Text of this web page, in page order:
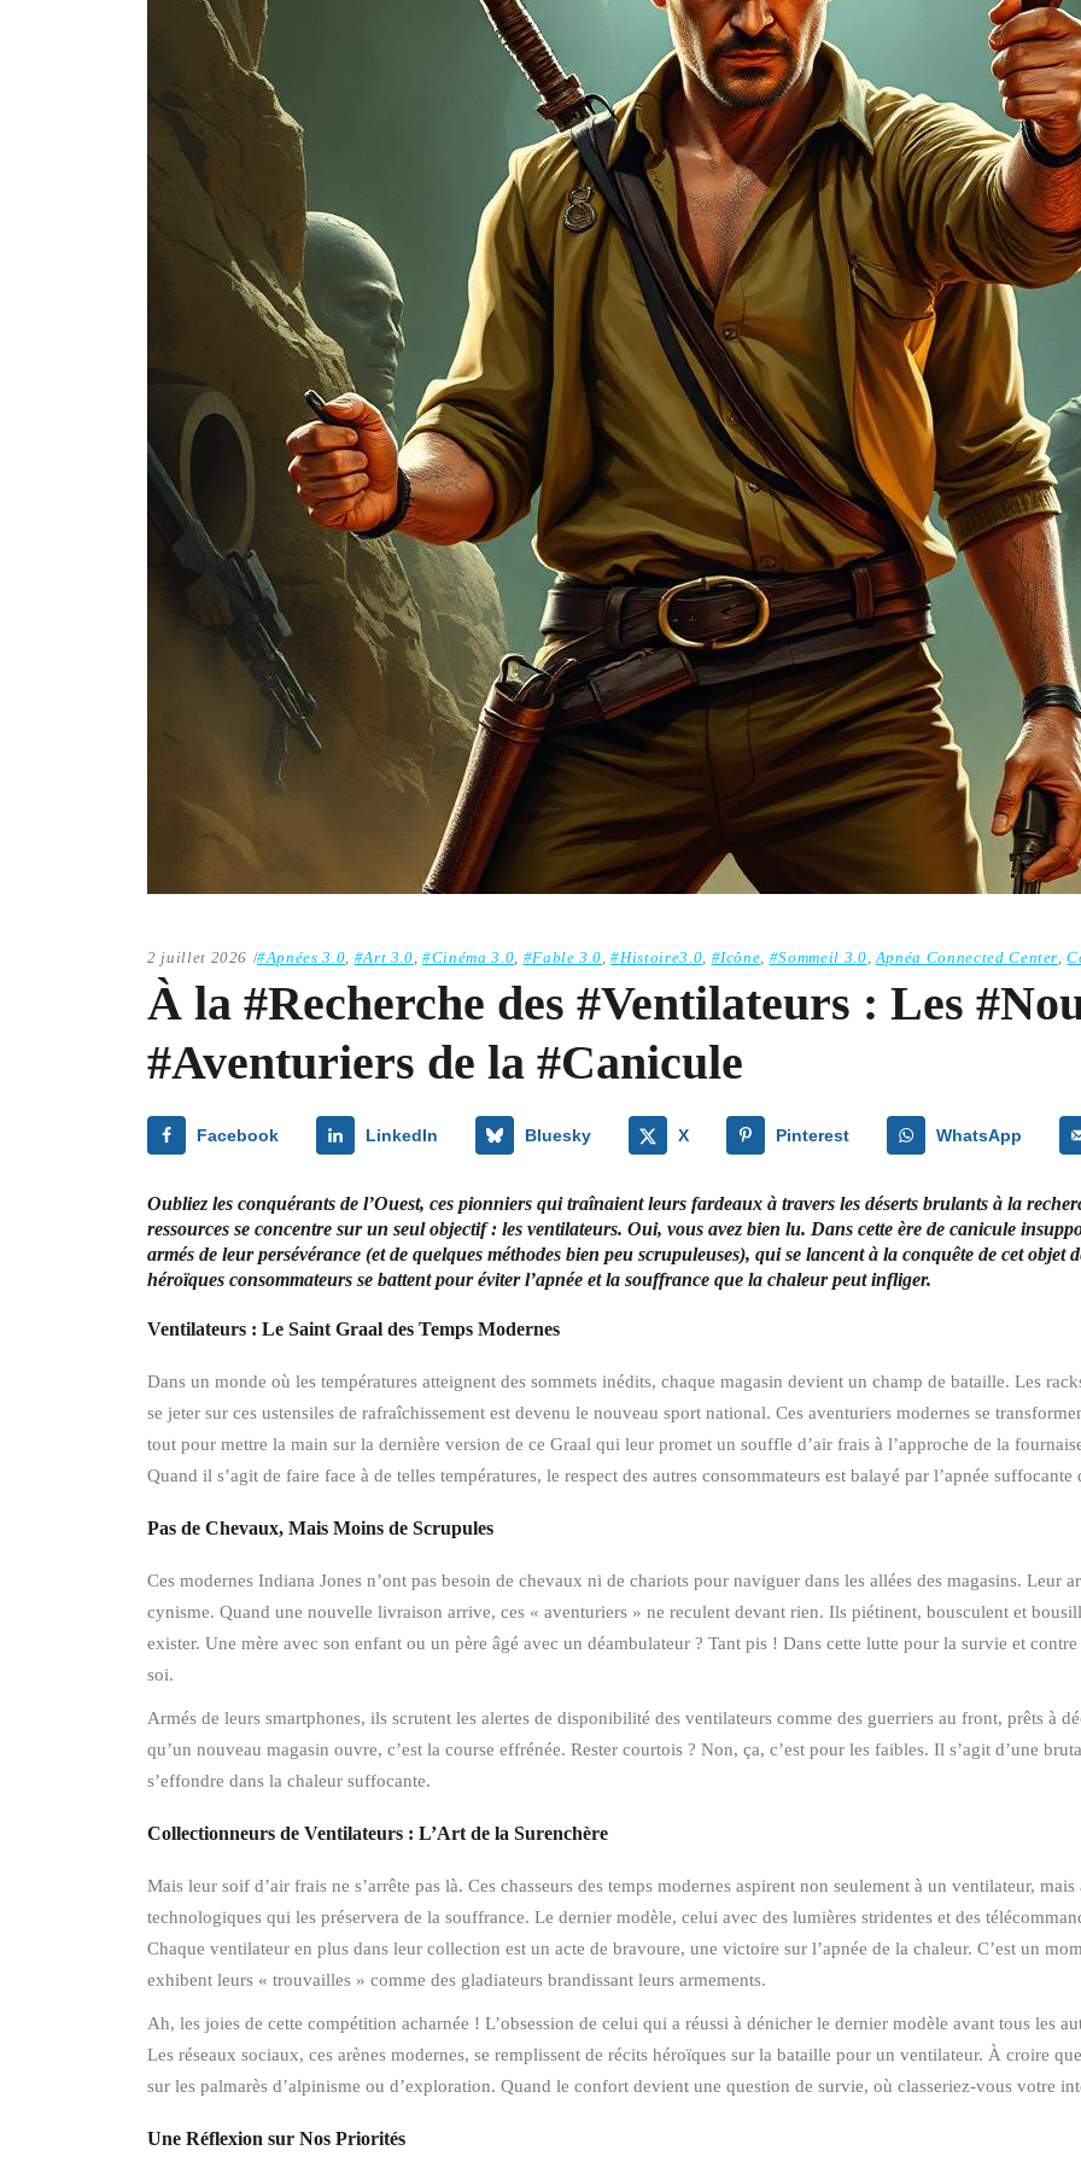
2 juillet 2026 #Apnées 3.0, #Art 3.0,#Cinéma 3.0, #Fable 3.0,#Histoire3.0, #Icône, #Sommeil 3.0,Apnéa Connected Center,
À la #Recherche des #Ventilateurs : Les
#Aventuriers de la #Canicule
Facebook LinkedIn Bluesky X Pinterest WhatsApp
Oubliez les conquérants de l’Ouest, ces pionniers qui traînaient leurs fardeaux à travers les déserts brulants à la
ressources se concentre sur un seul objectif : les ventilateurs. Oui, vous avez bien lu. Dans cette ère de canicule
armés de leur persévérance (et de quelques méthodes bien peu scrupuleuses), qui se lancent à la conquête de cet objet
héroïques consommateurs se battent pour éviter l’apnée et la souffrance que la chaleur peut infliger.
Ventilateurs : Le Saint Graal des Temps Modernes
Dans un monde où les températures atteignent des sommets inédits, chaque magasin devient un champ de bataille. Les
se jeter sur ces ustensiles de rafraîchissement est devenu le nouveau sport national. Ces aventuriers modernes se
tout pour mettre la main sur la dernière version de ce Graal qui leur promet un souffle d’air frais à l’approche de la
Quand il s’agit de faire face à de telles températures, le respect des autres consommateurs est balayé par l’apnée suffocante
Pas de Chevaux, Mais Moins de Scrupules
Ces modernes Indiana Jones n’ont pas besoin de chevaux ni de chariots pour naviguer dans les allées des magasins. Leur
cynisme. Quand une nouvelle livraison arrive, ces « aventuriers » ne reculent devant rien. Ils piétinent, bousculent et
exister. Une mère avec son enfant ou un père âgé avec un déambulateur ? Tant pis ! Dans cette lutte pour la survie et
soi.
Armés de leurs smartphones, ils scrutent les alertes de disponibilité des ventilateurs comme des guerriers au front, prêts à
qu’un nouveau magasin ouvre, c’est la course effrénée. Rester courtois ? Non, ça, c’est pour les faibles. Il s’agit d’une
s’effondre dans la chaleur suffocante.
Collectionneurs de Ventilateurs : L’Art de la Surenchère
Mais leur soif d’air frais ne s’arrête pas là. Ces chasseurs des temps modernes aspirent non seulement à un ventilateur,
technologiques qui les préservera de la souffrance. Le dernier modèle, celui avec des lumières stridentes et des
Chaque ventilateur en plus dans leur collection est un acte de bravoure, une victoire sur l’apnée de la chaleur. C’est un
exhibent leurs « trouvailles » comme des gladiateurs brandissant leurs armements.
Ah, les joies de cette compétition acharnée ! L’obsession de celui qui a réussi à dénicher le dernier modèle avant tous les
Les réseaux sociaux, ces arènes modernes, se remplissent de récits héroïques sur la bataille pour un ventilateur. À croire
sur les palmarès d’alpinisme ou d’exploration. Quand le confort devient une question de survie, où classeriez-vous votre
Une Réflexion sur Nos Priorités